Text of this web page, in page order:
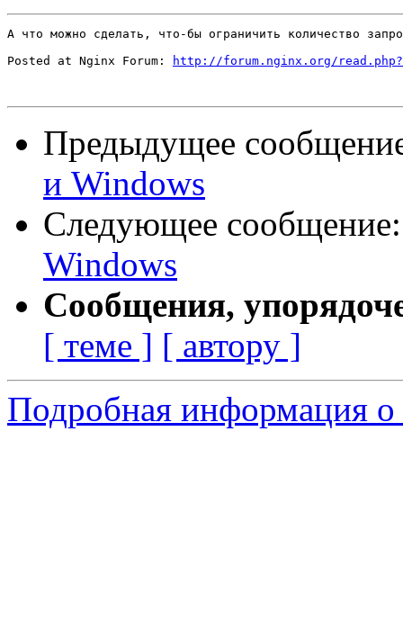
А что можно сделать, что-бы ограничить количество
Posted at Nginx Forum:
http://forum.nginx.org/
Предыдущее
и Windows
Следующее
Windows
Сообщения,
[ теме ] [ автору ]
Подробная информация